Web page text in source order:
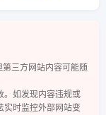
三方网站内容可能随
。如发现内容违规或
实时监控外部网站变